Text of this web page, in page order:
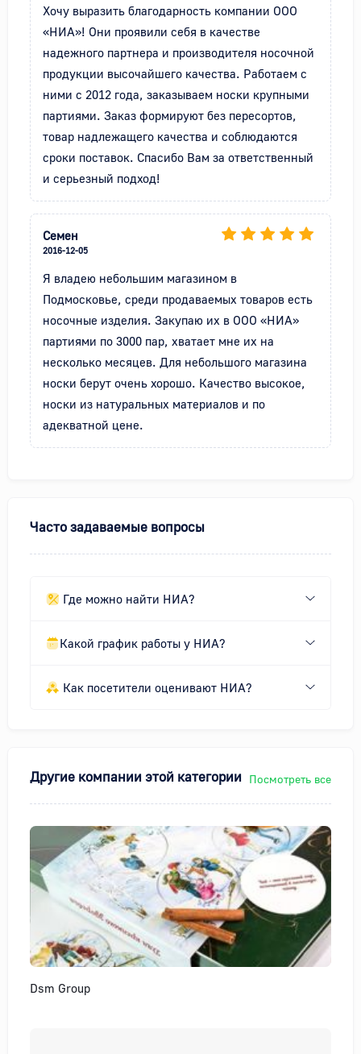
Хочу выразить благодарность компании ООО
«НИА»! Они проявили себя в качестве
надежного партнера и производителя носочной
продукции высочайшего качества. Работаем с
ними с 2012 года, заказываем носки крупными
партиями. Заказ формируют без пересортов,
товар надлежащего качества и соблюдаются
сроки поставок. Спасибо Вам за ответственный
и серьезный подход!
Семен
2016-12-05
Я владею небольшим магазином в
Подмосковье, среди продаваемых товаров есть
носочные изделия. Закупаю их в ООО «НИА»
партиями по 3000 пар, хватает мне их на
несколько месяцев. Для небольшого магазина
носки берут очень хорошо. Качество высокое,
носки из натуральных материалов и по
адекватной цене.
Часто задаваемые вопросы
Где можно найти НИА?
Какой график работы у НИА?
Как посетители оценивают НИА?
Другие компании этой категории Посмотреть все
Dsm Group